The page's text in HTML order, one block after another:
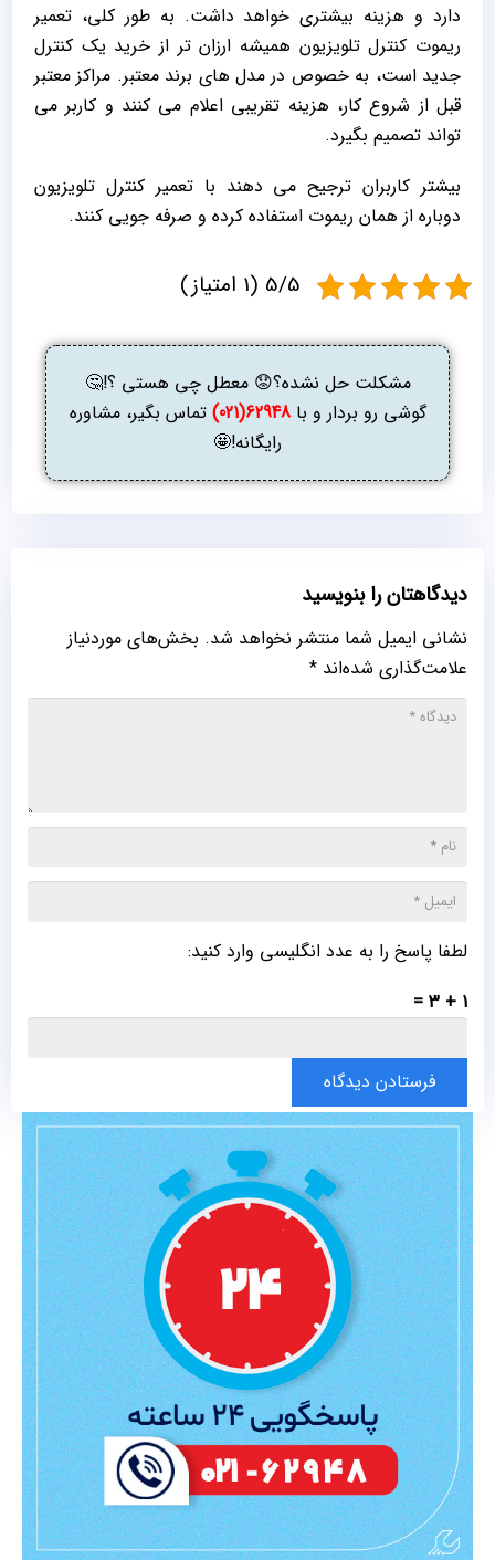
دارد و هزینه بیشتری خواهد داشت. به‌ طور کلی، تعمیر
ریموت کنترل تلویزیون همیشه ارزان‌ تر از خرید یک کنترل
جدید است، به خصوص در مدل‌ های برند معتبر. مراکز معتبر
قبل از شروع کار، هزینه تقریبی اعلام می‌ کنند و کاربر می‌
تواند تصمیم بگیرد.
بیشتر کاربران ترجیح می‌ دهند با تعمیر کنترل تلویزیون
دوباره از همان ریموت استفاده کرده و صرفه‌ جویی کنند.
5/5 (1 امتیاز)
مشکلت حل نشده؟😟 معطل چی هستی ؟!🤔
گوشی رو بردار و با62948(021)
تماس بگیر، مشاوره
رایگانه!🤩
دیدگاهتان را بنویسید
نشانی ایمیل شما منتشر نخواهد شد. بخش‌های موردنیاز
علامت‌گذاری شده‌اند *
لطفا پاسخ را به عدد انگلیسی وارد کنید:
1 + 3 =
فرستادن دیدگاه